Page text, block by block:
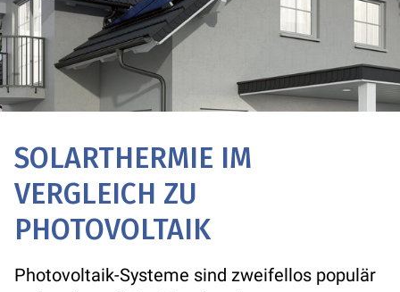
SOLARTHERMIE IM
VERGLEICH ZU
PHOTOVOLTAIK
Photovoltaik-Systeme sind zweifellos populär